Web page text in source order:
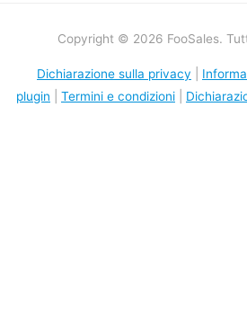
Copyright © 2026 FooSales.
Dichiarazione sulla privacy
plugin
Termini e condizioni